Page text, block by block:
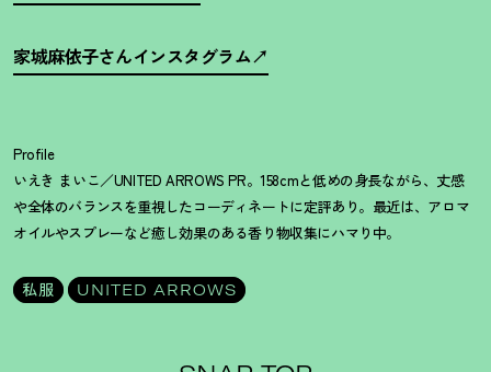
家城麻依子さんインスタグラム
Profile
いえき まいこ／UNITED ARROWS PR。158cmと低めの身長ながら、丈感
や全体のバランスを重視したコーディネートに定評あり。最近は、アロマ
オイルやスプレーなど癒し効果のある香り物収集にハマり中。
私服 UNITED ARROWS